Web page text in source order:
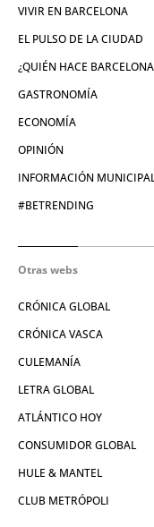
VIVIR EN BARCELONA
EL PULSO DE LA CIUDAD
¿QUIÉN HACE
GASTRONOMÍA
ECONOMÍA
OPINIÓN
INFORMACIÓN
#BETRENDING
Otras webs
CRÓNICA GLOBAL
CRÓNICA VASCA
CULEMANÍA
LETRA GLOBAL
ATLÁNTICO HOY
CONSUMIDOR GLOBAL
HULE & MANTEL
CLUB METRÓPOLI